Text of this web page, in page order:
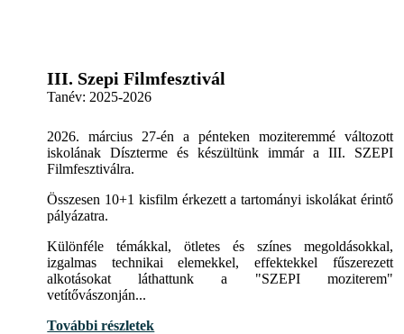
III. Szepi Filmfesztivál
Tanév: 2025-2026
2026. március 27-én a pénteken moziteremmé változott
iskolának Díszterme és készültünk immár a III. SZEPI
Filmfesztiválra.
Összesen 10+1 kisfilm érkezett a tartományi iskolákat érintő
pályázatra.
Különféle témákkal, ötletes és színes megoldásokkal,
izgalmas technikai elemekkel, effektekkel fűszerezett
alkotásokat láthattunk a "SZEPI moziterem"
vetítővászonján...
További részletek